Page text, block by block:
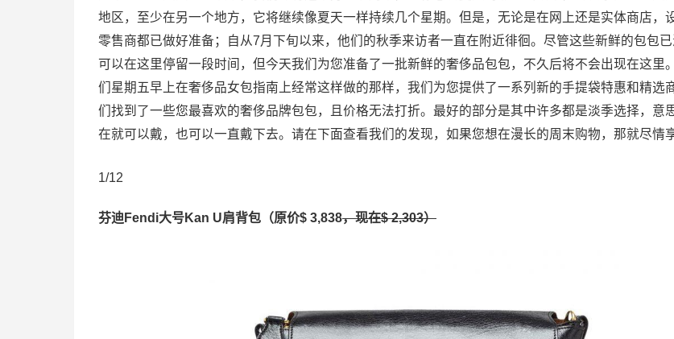
地区，至少在另一个地方，它将继续像夏天一样持续几个星期。但是，无论是在网上还是实体商店，
零售商都已做好准备；自从7月下旬以来，他们的秋季来访者一直在附近徘徊。尽管这些新鲜的包包已
可以在这里停留一段时间，但今天我们为您准备了一批新鲜的奢侈品包包，不久后将不会出现在这里
们星期五早上在奢侈品女包指南上经常这样做的那样，我们为您提供了一系列新的手提袋特惠和精选
们找到了一些您最喜欢的奢侈品牌包包，且价格无法打折。最好的部分是其中许多都是淡季选择，意
在就可以戴，也可以一直戴下去。请在下面查看我们的发现，如果您想在漫长的周末购物，那就尽情
1/12
芬迪Fendi大号Kan U肩背包（原价$ 3,838，现在$ 2,303）